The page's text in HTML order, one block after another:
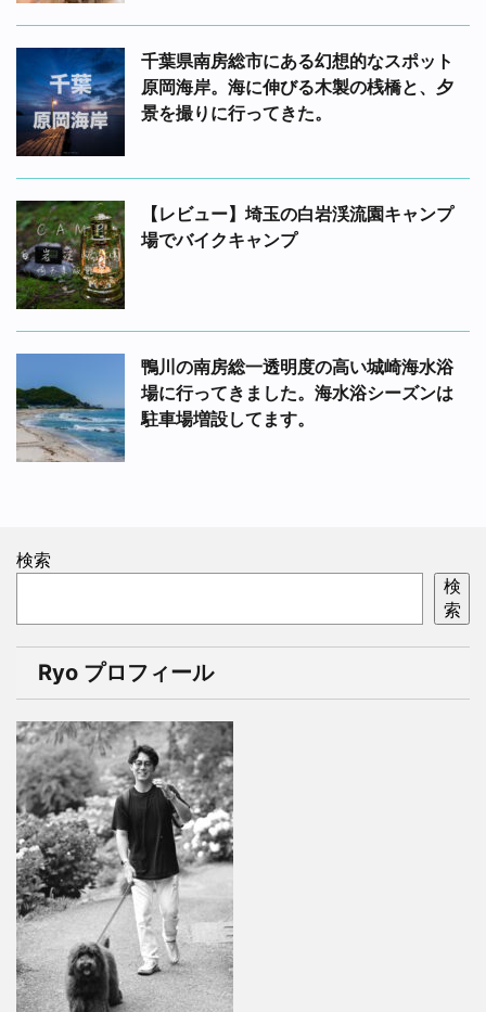
千葉県南房総市にある幻想的なスポット
原岡海岸。海に伸びる木製の桟橋と、夕
景を撮りに行ってきた。
【レビュー】埼玉の白岩渓流園キャンプ
場でバイクキャンプ
鴨川の南房総一透明度の高い城崎海水浴
場に行ってきました。海水浴シーズンは
駐車場増設してます。
検索
検
索
Ryo プロフィール